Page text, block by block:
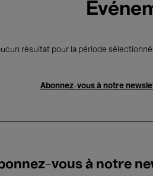
résultat pour la période
Abonnez-vous à notre
vous à notre